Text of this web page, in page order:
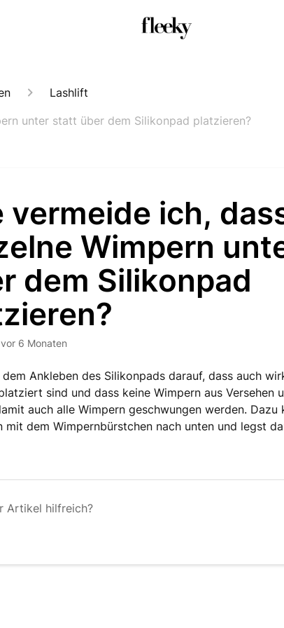
Lashlift
unter statt über dem Silikonpad platzieren?
vermeide ich,
Wimpern
dem Silikonpad
vor 6 Monaten
Ankleben des Silikonpads darauf, dass auch
sind und dass keine Wimpern aus Versehen
auch alle Wimpern geschwungen werden. Dazu
mit dem Wimpernbürstchen nach unten und legst
Artikel hilfreich?